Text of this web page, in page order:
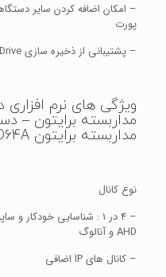
پورت
– پشتیبانی از ذخیره سازی Google Drive و ابر Drop Box
ویژگی های نرم
مداربسته برایتون –
مداربسته برایتون Briton UVR7404DM-D64A
نوع کانال
AHD و آنالوگ
– کانال های IP اضافی